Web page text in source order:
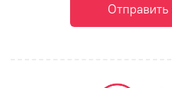
Отправить